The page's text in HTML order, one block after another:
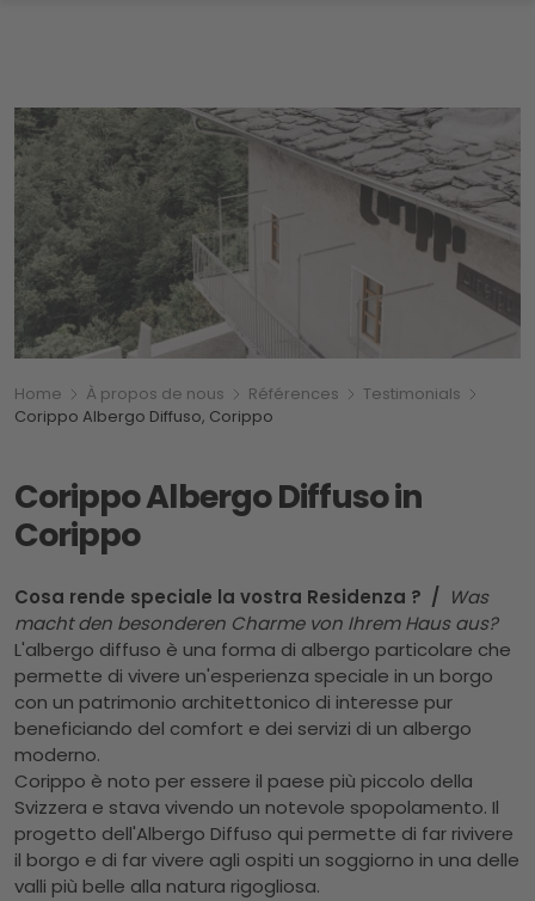
Breadcrumb
Vous êtes ici:
Home À propos de nous Références
Testimonials
Corippo Albergo Diffuso, Corippo
Corippo Albergo Diffuso in
Corippo
Cosa rende speciale la vostra Residenza ? / Was
macht den besonderen Charme von Ihrem Haus aus?
L'albergo diffuso è una forma di albergo particolare che
permette di vivere un'esperienza speciale in un borgo
con un patrimonio architettonico di interesse pur
beneficiando del comfort e dei servizi di un albergo
moderno.
Corippo è noto per essere il paese più piccolo della
Svizzera e stava vivendo un notevole spopolamento. Il
progetto dell'Albergo Diffuso qui permette di far rivivere
il borgo e di far vivere agli ospiti un soggiorno in una delle
valli più belle alla natura rigogliosa.